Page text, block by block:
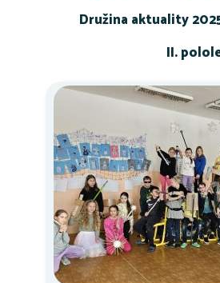
Družina aktuality
II.